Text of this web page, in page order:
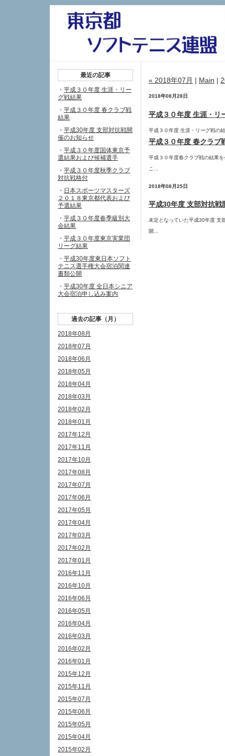
最近の記事
・ 平成３０年度 生涯・リー
グ戦結果
・ 平成３０年度 春クラブ戦
結果
・ 平成30年度 支部対抗戦開
催のお知らせ
・ 平成３０年度国体東京予
選結果および候補選手
・ 平成３０年度秋季クラブ
対抗戦格付
・ 日本スポーツマスターズ
２０１８東京都代表および
予選結果
・ 平成３０年度春季級別大
会結果
・ 平成３０年度東京実業団
リーグ結果
・ 平成30年度東日本ソフト
テニス選手権大会宿泊関連
書類公開
・ 平成30年度 全日本シニア
大会宿泊申し込み案内
過去の記事（月）
2018年08月
2018年07月
2018年06月
2018年05月
2018年04月
2018年03月
2018年02月
2018年01月
2017年12月
2017年11月
2017年10月
2017年08月
2017年07月
2017年06月
2017年05月
2017年04月
2017年03月
2017年02月
2017年01月
2016年11月
2016年10月
2016年06月
2016年05月
2016年04月
2016年03月
2016年02月
2016年01月
2015年12月
2015年11月
2015年07月
2015年06月
2015年05月
2015年04月
2015年02月
« 2018年07月 | Main |
2018年08月28日
平成３０年度 生涯・リ
平成３０年度 生涯・リーグ戦の
平成３０年度 春クラブ
平成３０年度春クラブ戦の結果
こ...
2018年08月25日
平成30年度 支部対抗戦
未定となっていた平成30年度 支
開...